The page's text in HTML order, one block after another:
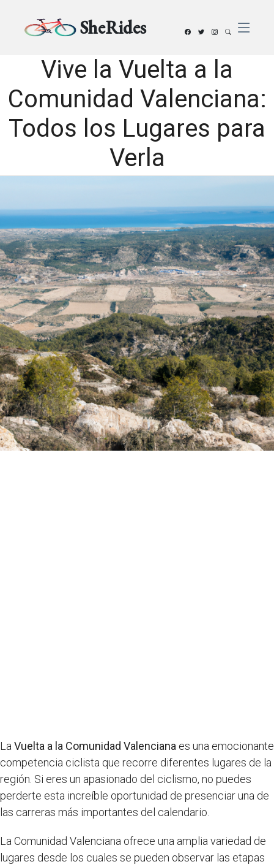
SheRides
Vive la Vuelta a la
Comunidad Valenciana:
Todos los Lugares para
Verla
La Vuelta a la Comunidad Valenciana es una emocionante
competencia ciclista que recorre diferentes lugares de la
región. Si eres un apasionado del ciclismo, no puedes
perderte esta increíble oportunidad de presenciar una de
las carreras más importantes del calendario.
La Comunidad Valenciana ofrece una amplia variedad de
lugares desde los cuales se pueden observar las etapas